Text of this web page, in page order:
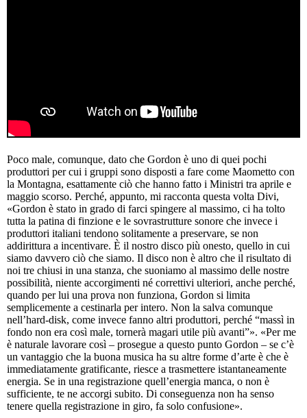
Poco male, comunque, dato che Gordon è uno di quei pochi
produttori per cui i gruppi sono disposti a fare come Maometto con
la Montagna, esattamente ciò che hanno fatto i Ministri tra aprile e
maggio scorso. Perché, appunto, mi racconta questa volta Divi,
«Gordon è stato in grado di farci spingere al massimo, ci ha tolto
tutta la patina di finzione e le sovrastrutture sonore che invece i
produttori italiani tendono solitamente a preservare, se non
addirittura a incentivare. È il nostro disco più onesto, quello in cui
siamo davvero ciò che siamo. Il disco non è altro che il risultato di
noi tre chiusi in una stanza, che suoniamo al massimo delle nostre
possibilità, niente accorgimenti né correttivi ulteriori, anche perché,
quando per lui una prova non funziona, Gordon si limita
semplicemente a cestinarla per intero. Non la salva comunque
nell’hard-disk, come invece fanno altri produttori, perché “massì in
fondo non era così male, tornerà magari utile più avanti”». «Per me
è naturale lavorare così – prosegue a questo punto Gordon – se c’è
un vantaggio che la buona musica ha su altre forme d’arte è che è
immediatamente gratificante, riesce a trasmettere istantaneamente
energia. Se in una registrazione quell’energia manca, o non è
sufficiente, te ne accorgi subito. Di conseguenza non ha senso
tenere quella registrazione in giro, fa solo confusione».